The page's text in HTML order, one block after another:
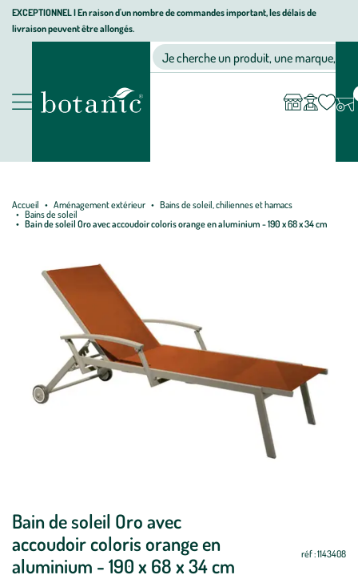
Aller
Aller
au
Aller
au
page
EXCEPTIONNEL I En raison d'un nombre de commandes important, les délais de
livraison peuvent être allongés.
Nos produits
Jardinerie écologique, animalerie, décoration, alimentation bio
Je cherche un produit, une marque, un
compte
Accueil Aménagement extérieur
Bains de soleil, chiliennes et hamacs
Bains de soleil
Bain de soleil Oro avec accoudoir coloris orange en aluminium - 190 x 68 x 34 cm
Bain de soleil Oro avec
accoudoir coloris orange en
aluminium - 190 x 68 x 34 cm
réf : 1143408
Mettre
jour
Mettre
jour